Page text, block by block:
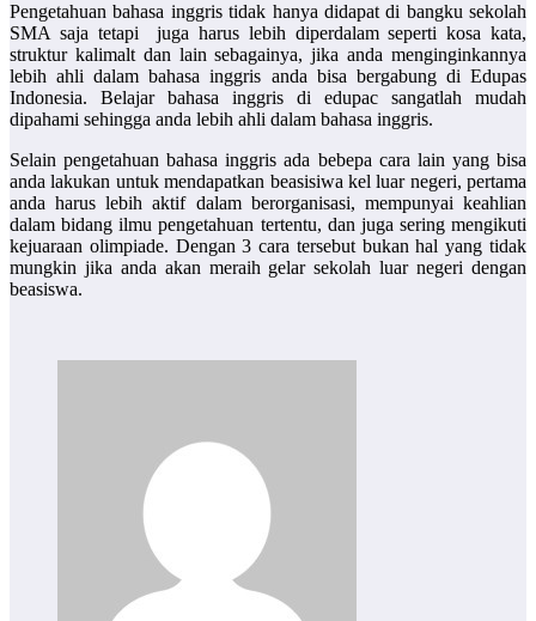
Pengetahuan bahasa inggris tidak hanya didapat di bangku sekolah
SMA saja tetapi juga harus lebih diperdalam seperti kosa kata,
struktur kalimalt dan lain sebagainya, jika anda menginginkannya
lebih ahli dalam bahasa inggris anda bisa bergabung di Edupas
Indonesia. Belajar bahasa inggris di edupac sangatlah mudah
dipahami sehingga anda lebih ahli dalam bahasa inggris.
Selain pengetahuan bahasa inggris ada bebepa cara lain yang bisa
anda lakukan untuk mendapatkan beasisiwa kel luar negeri, pertama
anda harus lebih aktif dalam berorganisasi, mempunyai keahlian
dalam bidang ilmu pengetahuan tertentu, dan juga sering mengikuti
kejuaraan olimpiade. Dengan 3 cara tersebut bukan hal yang tidak
mungkin jika anda akan meraih gelar sekolah luar negeri dengan
beasiswa.